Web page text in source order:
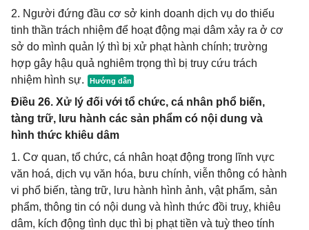
2. Người đứng đầu cơ sở kinh doanh dịch vụ do thiếu
tinh thần trách nhiệm để hoạt động mại dâm xảy ra ở cơ
sở do mình quản lý thì bị xử phạt hành chính; trường
hợp gây hậu quả nghiêm trọng thì bị truy cứu trách
nhiệm hình sự.
Điều 26. Xử lý đối với tổ chức, cá nhân phổ biến,
tàng trữ, lưu hành các sản phẩm có nội dung và
hình thức khiêu dâm
1. Cơ quan, tổ chức, cá nhân hoạt động trong lĩnh vực
văn hoá, dịch vụ văn hóa, bưu chính, viễn thông có hành
vi phổ biến, tàng trữ, lưu hành hình ảnh, vật phẩm, sản
phẩm, thông tin có nội dung và hình thức đồi truỵ, khiêu
dâm, kích động tình dục thì bị phạt tiền và tuỳ theo tính